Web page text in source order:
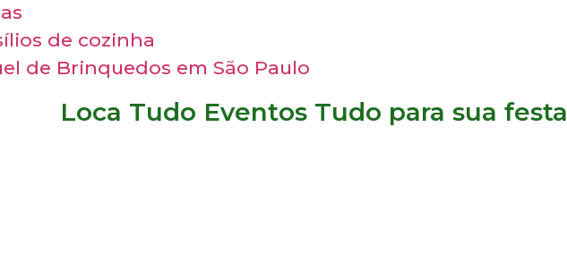
de cozinha
de Brinquedos em São Paulo
Loca Tudo Eventos Tudo para sua festa